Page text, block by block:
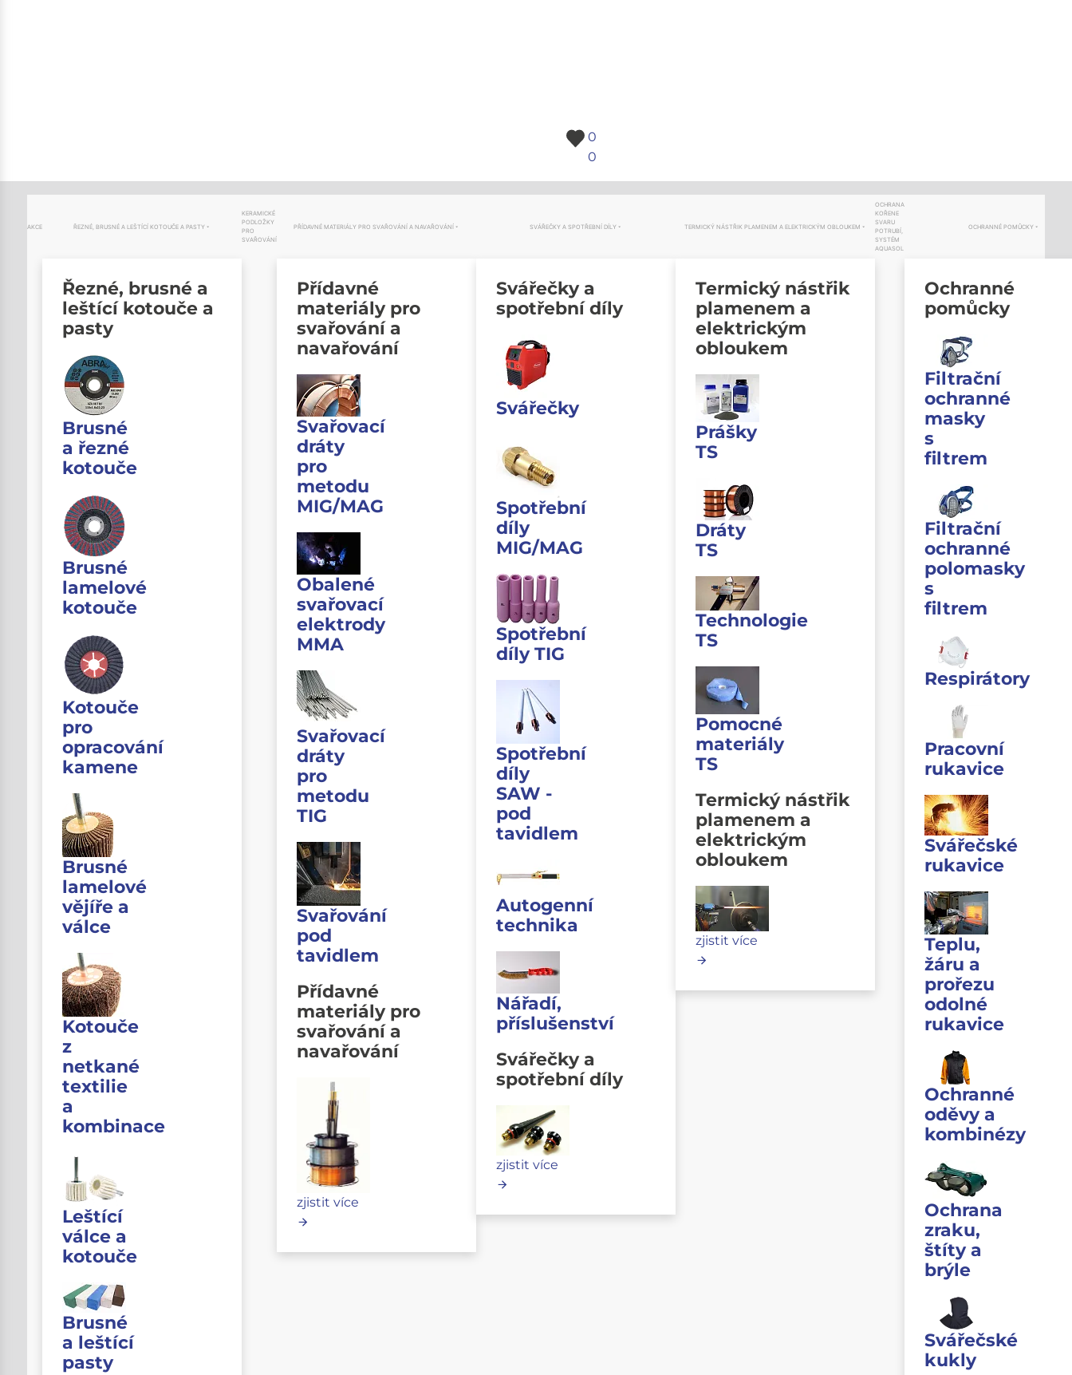
0
0
AKCE ŘEZNÉ, BRUSNÉ A LEŠTÍCÍ KOTOUČE A PASTY
Řezné, brusné a
leštící kotouče a
pasty
Brusné
a řezné
kotouče
Brusné
lamelové
kotouče
Kotouče
pro
opracování
kamene
Brusné
lamelové
vějíře a
válce
Kotouče
z
netkané
textilie
a
kombinace
Leštící
válce a
kotouče
Brusné
a leštící
pasty
KERAMICKÉ
PODLOŽKY
PRO
SVAŘOVÁNÍ
PŘÍDAVNÉ MATERIÁLY PRO SVAŘOVÁNÍ A NAVAŘOVÁNÍ
Přídavné
materiály pro
svařování a
navařování
Svařovací
dráty
pro
metodu
MIG/MAG
Obalené
svařovací
elektrody
MMA
Svařovací
dráty
pro
metodu
TIG
Svařování
pod
tavidlem
Přídavné
materiály pro
svařování a
navařování
zjistit více
SVÁŘEČKY A SPOTŘEBNÍ DÍLY
Svářečky a
spotřební díly
Svářečky
Spotřební
díly
MIG/MAG
Spotřební
díly TIG
Spotřební
díly
SAW -
pod
tavidlem
Autogenní
technika
Nářadí,
příslušenství
Svářečky a
spotřební díly
zjistit více
TERMICKÝ NÁSTŘIK PLAMENEM A ELEKTRICKÝM OBLOUKEM
Termický nástřik
plamenem a
elektrickým
obloukem
Prášky
TS
Dráty
TS
Technologie
TS
Pomocné
materiály
TS
Termický nástřik
plamenem a
elektrickým
obloukem
zjistit více
OCHRANA
KOŘENE
SVARU
POTRUBÍ,
SYSTÉM
AQUASOL
OCHRANNÉ POMŮCKY
Ochranné
pomůcky
Filtrační
ochranné
masky
s
filtrem
Filtrační
ochranné
polomasky
s
filtrem
Respirátory
Pracovní
rukavice
Svářečské
rukavice
Teplu,
žáru a
prořezu
odolné
rukavice
Ochranné
oděvy a
kombinézy
Ochrana
zraku,
štíty a
brýle
Svářečské
kukly